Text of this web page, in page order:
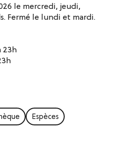
le mercredi, jeudi,
Fermé le lundi et mardi.
23h
Espèces